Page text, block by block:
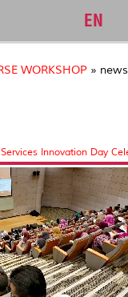
EN
WORKSHOP » news
Innovation Day